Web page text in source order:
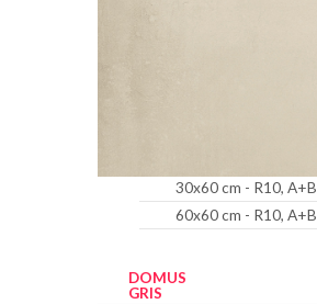
30x60 cm - R10, A+B
60x60 cm - R10, A+B
DOMUS
GRIS